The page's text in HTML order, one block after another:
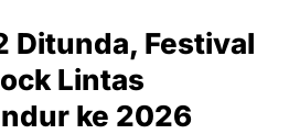
Ditunda, Festival
Lintas
ke 2026